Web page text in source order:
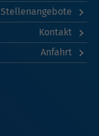
Stellenangebote
Kontakt
Anfahrt